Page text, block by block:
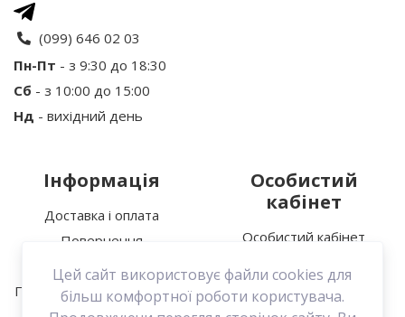
Ваш відгук
Увага:HTML не підтримується!
Продовжити
Цей сайт використовує файли cookies для
більш комфортної роботи користувача.
(099) 646 02 03
Пн-Пт - з 9:30 до 18:30
Сб - з 10:00 до 15:00
Нд - вихідний день
Інформація
Доставка і оплата
Повернення
Про нас
Політика конфіденційності
Особистий
кабінет
Особистий кабінет
Мої закладки